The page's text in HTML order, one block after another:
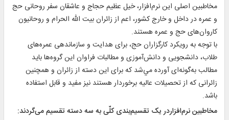
مخاطبين اصلی این نرم‌افزار، خيل عظيم حجاج و عاشقان سفر روحانى حج
و عمره در داخل و خارج كشور، اعم از زائران بيت الله الحرام و روحانيون
کاروان‌های حج و عمره هستند.
با توجه به رويکرد کارگزاران حج، برای هدایت و سازماندهی عمره‌های
طلاب، دانشجويی و دانش‌آموزی و مطالبات فراوان اين گروه‌ها بايد
مطالب به‌گونه‌ای آورده مي‌شد که برای اين دسته از زائران و همچنين
زائرانی که از تحصيلات عاليه برخوردار هستند نيز مفيد و قابل استفاده
باشد.
مخاطبين نرم‌افزاردر يک تقسيم‌بندی کلّی به سه دسته تقسيم می‌گردند: